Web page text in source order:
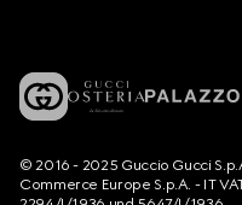
© 2016 - 2025 Guccio Gucci
Commerce Europe S.p.A. - IT